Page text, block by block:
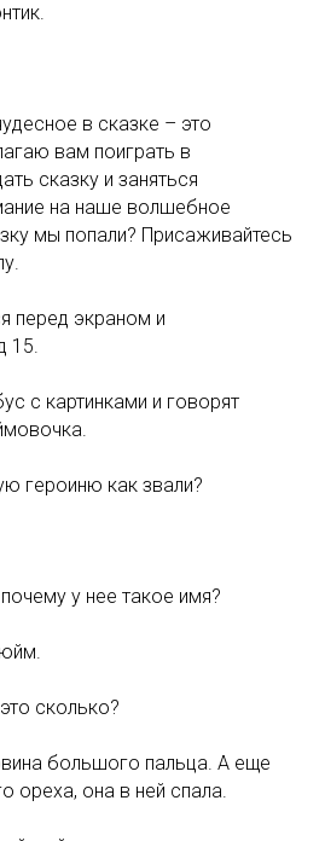
в сказке – это
вам поиграть в
сказку и заняться
на наше волшебное
мы попали? Присаживайтесь
перед экраном и
15.
с картинками и говорят
героиню как звали?
у нее такое имя?
сколько?
большого пальца. А еще
ореха, она в ней спала.